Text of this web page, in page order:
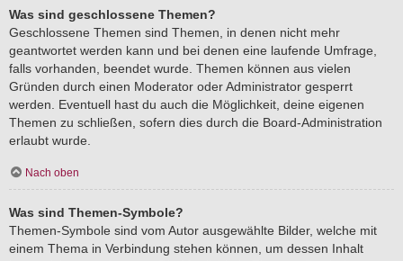
Was sind geschlossene Themen?
Geschlossene Themen sind Themen, in denen nicht mehr
geantwortet werden kann und bei denen eine laufende Umfrage,
falls vorhanden, beendet wurde. Themen können aus vielen
Gründen durch einen Moderator oder Administrator gesperrt
werden. Eventuell hast du auch die Möglichkeit, deine eigenen
Themen zu schließen, sofern dies durch die Board-Administration
erlaubt wurde.
Nach oben
Was sind Themen-Symbole?
Themen-Symbole sind vom Autor ausgewählte Bilder, welche mit
einem Thema in Verbindung stehen können, um dessen Inhalt